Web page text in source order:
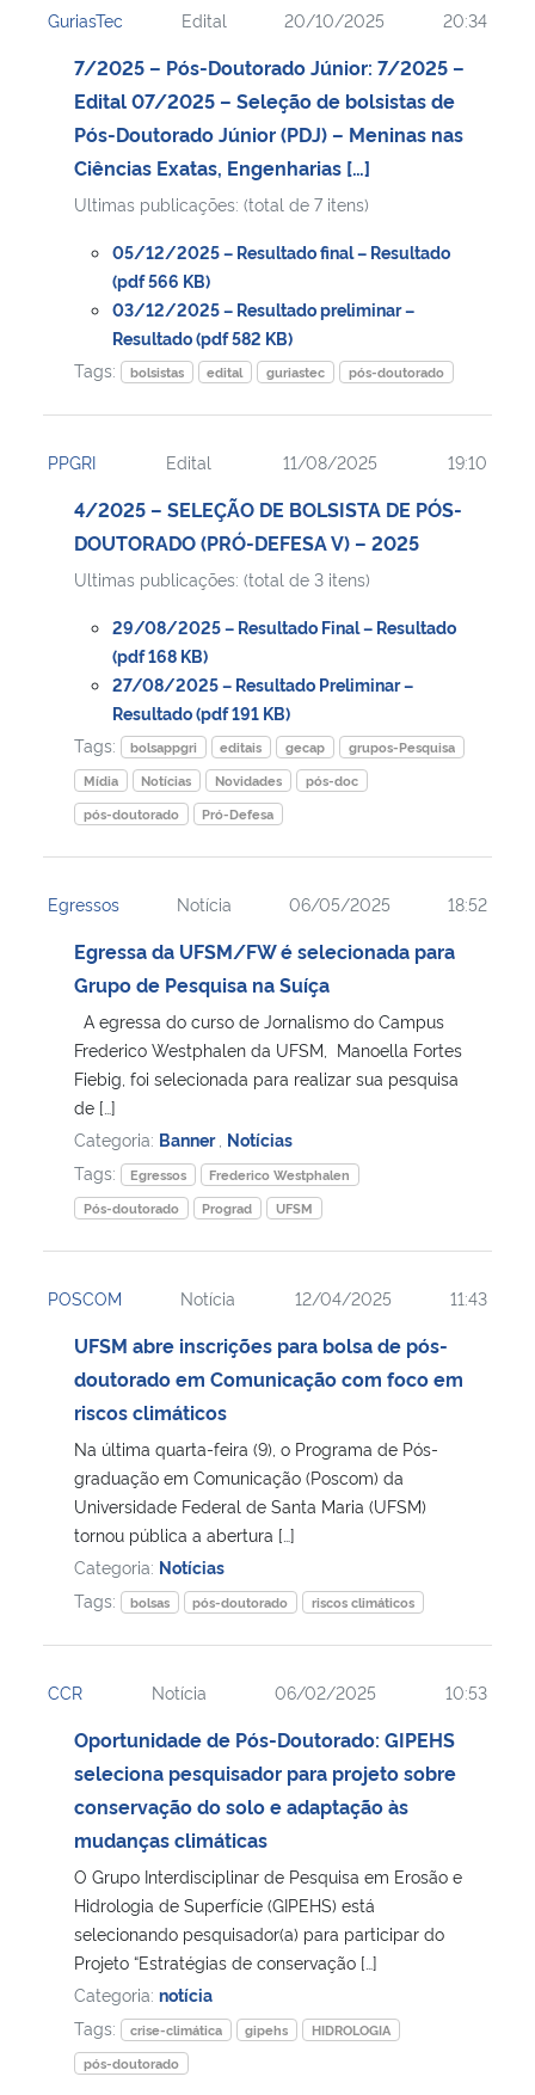
Ministério da Cidadania
Ministério de Minas e Energia
Ministério da Ciência, Tecnologia, Inovações e Comunicações
Ministério do Meio Ambiente
Ministério do Turismo
Controladoria-Geral da União
Ministério da Mulher, da Família e dos Direitos Humanos
Secretaria-Geral
Secretaria de Governo
Gabinete de Segurança Institucional
Advocacia-Geral da União
Planalto
GuriasTec Edital 20/10/2025 20:34
7/2025 – Pós-Doutorado Júnior: 7/2025 –
Edital 07/2025 – Seleção de bolsistas de
Pós-Doutorado Júnior (PDJ) – Meninas nas
Ciências Exatas, Engenharias […]
Ultimas publicações: (total de 7 itens)
05/12/2025 – Resultado final – Resultado
(pdf 566 KB)
03/12/2025 – Resultado preliminar –
Resultado (pdf 582 KB)
Tags:
bolsistas edital guriastec pós-doutorado
PPGRI Edital 11/08/2025 19:10
4/2025 – SELEÇÃO DE BOLSISTA DE PÓS-
DOUTORADO (PRÓ-DEFESA V) – 2025
Ultimas publicações: (total de 3 itens)
29/08/2025 – Resultado Final – Resultado
(pdf 168 KB)
27/08/2025 – Resultado Preliminar –
Resultado (pdf 191 KB)
Tags:
bolsappgri editais gecap
grupos-Pesquisa
Mídia
Notícias Novidades
pós-doc
pós-doutorado
Pró-Defesa
Egressos Notícia 06/05/2025 18:52
Egressa da UFSM/FW é selecionada para
Grupo de Pesquisa na Suíça
A egressa do curso de Jornalismo do Campus
Frederico Westphalen da UFSM, Manoella Fortes
Fiebig, foi selecionada para realizar sua pesquisa
de […]
Categoria: Banner Notícias
Tags:
Egressos
Frederico Westphalen
Pós-doutorado
Prograd UFSM
POSCOM Notícia 12/04/2025 11:43
UFSM abre inscrições para bolsa de pós-
doutorado em Comunicação com foco em
riscos climáticos
Na última quarta-feira (9), o Programa de Pós-
graduação em Comunicação (Poscom) da
Universidade Federal de Santa Maria (UFSM)
tornou pública a abertura […]
Categoria: Notícias
Tags:
bolsas pós-doutorado riscos climáticos
CCR Notícia 06/02/2025 10:53
Oportunidade de Pós-Doutorado: GIPEHS
seleciona pesquisador para projeto sobre
conservação do solo e adaptação às
mudanças climáticas
O Grupo Interdisciplinar de Pesquisa em Erosão e
Hidrologia de Superfície (GIPEHS) está
selecionando pesquisador(a) para participar do
Projeto “Estratégias de conservação […]
Categoria: notícia
Tags:
crise-climática gipehs
HIDROLOGIA
pós-doutorado